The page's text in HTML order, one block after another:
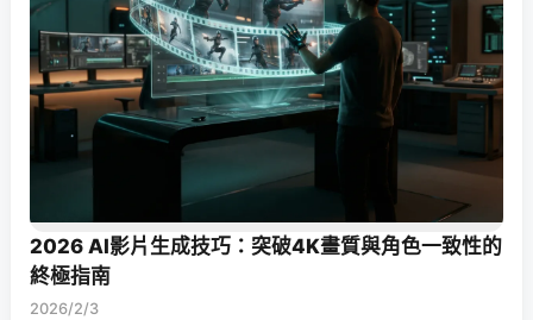
2026 AI影片生成技巧：突破4K畫質與角色一致性的
終極指南
2026/2/3